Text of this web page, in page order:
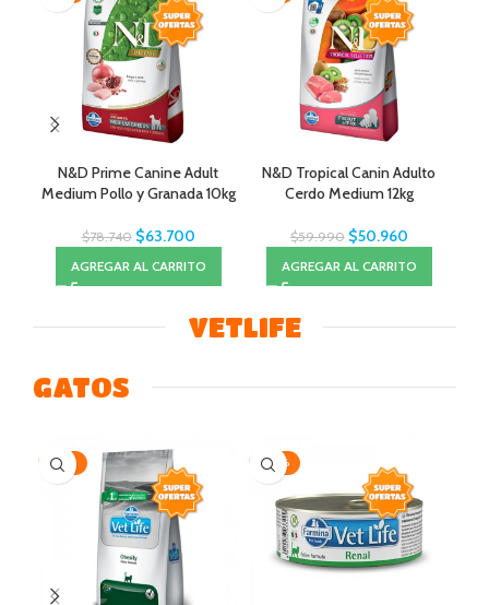
N&D Prime Canine Adult
Medium Pollo y Granada 10kg
$78.740 $63.700
AGREGAR AL CARRITO
N&D Tropical Canin Adulto
Cerdo Medium 12kg
$59.990 $50.960
AGREGAR AL CARRITO
VETLIFE
GATOS
-10% -20%